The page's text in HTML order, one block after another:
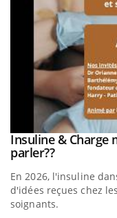
Youtube
Insuline & Charge
parler??Youtube
En 2026, l'insuline
d'idées reçues chez
soignants.